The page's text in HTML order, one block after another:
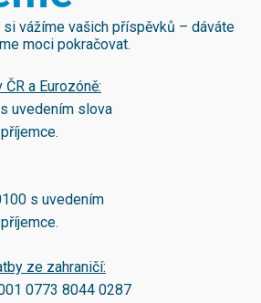
vážíme vašich příspěvků – dáváte
moci pokračovat.
a Eurozóně:
s uvedením slova
s uvedením
ze zahraničí:
0773 8044 0287